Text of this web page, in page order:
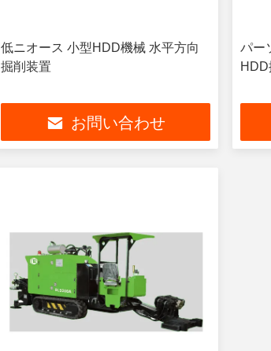
低ニオース 小型HDD機械 水平方向
掘削装置
お問い合わせ
パー